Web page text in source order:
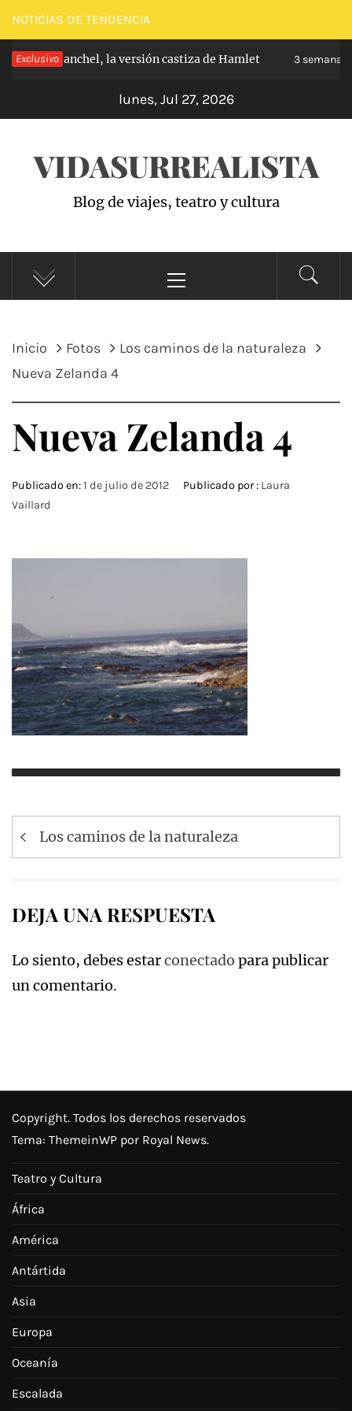
Saltar
al
contenido
NOTICIAS DE TENDENCIA
Exclusivo
de Carabanchel, la versión castiza de Hamlet 3 semanas
lunes, Jul 27, 2026
VIDASURREALISTA
Blog de viajes, teatro y cultura
principal
Inicio Fotos
Los caminos de la naturaleza
Nueva Zelanda 4
Nueva Zelanda 4
Publicado en:1 de julio de 2012 Publicado por : Laura
Vaillard
Navegación
de
Los caminos de la naturaleza
DEJA UNA RESPUESTA
Lo siento, debes estarconectado para publicar
un comentario.
Copyright. Todos los derechos reservados
Tema: ThemeinWP por Royal News.
Teatro y Cultura
África
América
Antártida
Asia
Europa
Oceanía
Escalada